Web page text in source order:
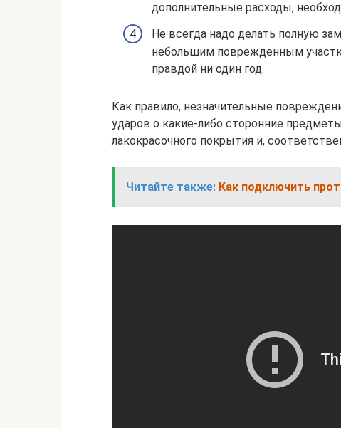
дополнительные расходы,
Не всегда надо делать полную
небольшим поврежденным
правдой ни один год.
Как правило, незначительные
ударов о какие-либо сторонние
лакокрасочного покрытия и,
Читайте также: Как подключить